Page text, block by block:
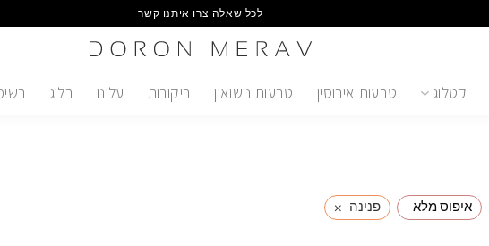
לכל שאלה צרו איתנו קשר
קטלוג טבעות אירוסין טבעות נישואין ביקורות עלינו בלוג
איפוס מלא פנינה ×